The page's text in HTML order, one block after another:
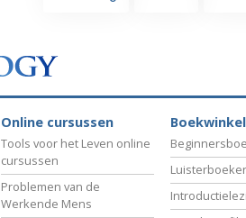
Online cursussen
Tools voor het Leven online
cursussen
Problemen van de
Werkende Mens
Boekwinkel